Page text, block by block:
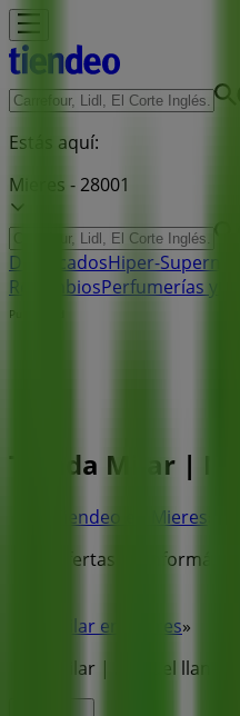
Estás aquí:
Mieres - 28001
DestacadosHiper-
RecambiosPerfumerías y
Publicidad
Tienda Milar |
Tiendeo en Mieres
Ofertas de
Milar en Mieres»
Milar | Manuel llaneza,